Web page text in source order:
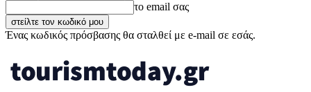
το email σας
Ένας κωδικός πρόσβασης θα σταλθεί με e-mail σε εσάς.